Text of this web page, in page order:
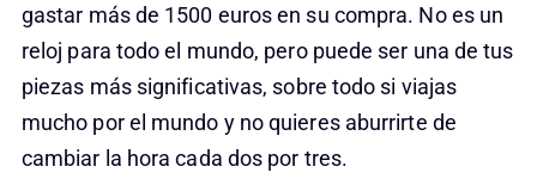
gastar más de 1500 euros en su compra. No es un
reloj para todo el mundo, pero puede ser una de tus
piezas más significativas, sobre todo si viajas
mucho por el mundo y no quieres aburrirte de
cambiar la hora cada dos por tres.